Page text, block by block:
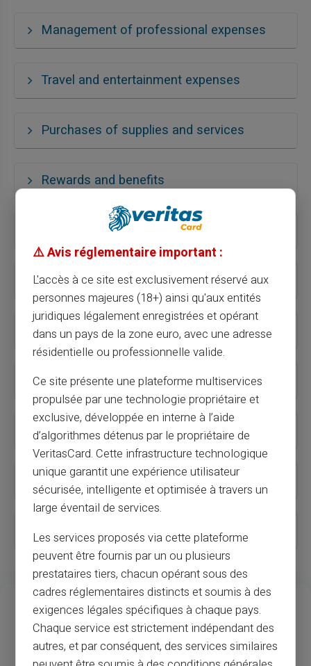
Management of professional expenses
Travel and entertainment expenses
Purchases of supplies and services
Rewards and benefits
Employee expense control
Online payments
Purchases on merchant sites
Recurring payments
Subscriptions and online services
Secure transactions
How to buy online without a bank card?
13
Års erfarenhet
37M
Godkännande av köpmän
och bankomat
⚠️ Avis réglementaire important :
L'accès à ce site est exclusivement réservé aux
personnes majeures (18+) ainsi qu'aux entités
juridiques légalement enregistrées et opérant
dans un pays de la zone euro, avec une adresse
résidentielle ou professionnelle valide.
Ce site présente une plateforme multiservices
propulsée par une technologie propriétaire et
exclusive, développée en interne à l’aide
d’algorithmes détenus par le propriétaire de
VeritasCard. Cette infrastructure technologique
unique garantit une expérience utilisateur
sécurisée, intelligente et optimisée à travers un
large éventail de services.
Les services proposés via cette plateforme
peuvent être fournis par un ou plusieurs
prestataires tiers, chacun opérant sous des
cadres réglementaires distincts et soumis à des
exigences légales spécifiques à chaque pays.
Chaque service est strictement indépendant des
autres, et par conséquent, des services similaires